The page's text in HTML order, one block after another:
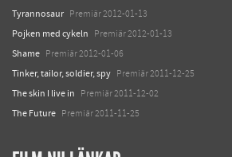
Tyrannosaur Premiär 2012-01-13
Pojken med cykeln Premiär 2012-01-13
Shame Premiär 2012-01-06
Tinker, tailor, soldier, spy Premiär 2011-12-25
The skin I live in Premiär 2011-12-02
The Future Premiär 2011-11-25